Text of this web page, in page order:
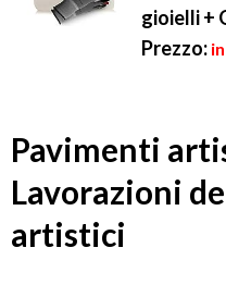
gioielli +
Prezzo:
Pavimenti
Lavorazioni
artistici